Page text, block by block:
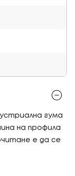
гума
на профила
е да се